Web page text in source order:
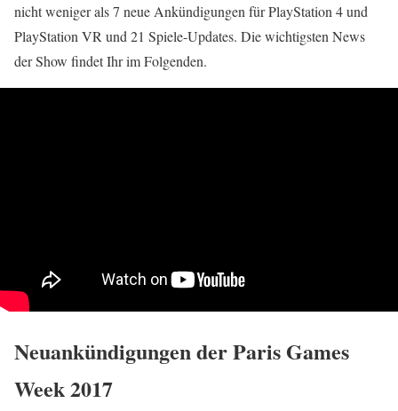
nicht weniger als 7 neue Ankündigungen für PlayStation 4 und
PlayStation VR und 21 Spiele-Updates. Die wichtigsten News
der Show findet Ihr im Folgenden.
Neuankündigungen der Paris Games
Week 2017